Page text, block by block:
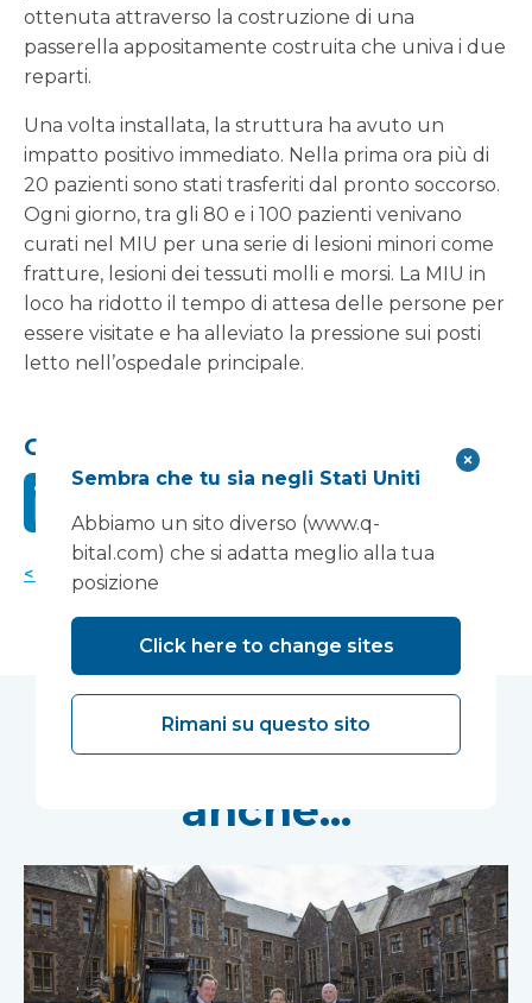
ottenuta attraverso la costruzione di una
passerella appositamente costruita che univa i due
reparti.
Una volta installata, la struttura ha avuto un
impatto positivo immediato. Nella prima ora più di
20 pazienti sono stati trasferiti dal pronto soccorso.
Ogni giorno, tra gli 80 e i 100 pazienti venivano
curati nel MIU per una serie di lesioni minori come
fratture, lesioni dei tessuti molli e morsi. La MIU in
loco ha ridotto il tempo di attesa delle persone per
essere visitate e ha alleviato la pressione sui posti
letto nell’ospedale principale.
Condividi questo:
< Torna alle notizie
Potrebbe piacerti
anche...
Sembra che tu sia negli Stati Uniti
Abbiamo un sito diverso (www.q-
bital.com) che si adatta meglio alla tua
posizione
Click here to change sites
Rimani su questo sito